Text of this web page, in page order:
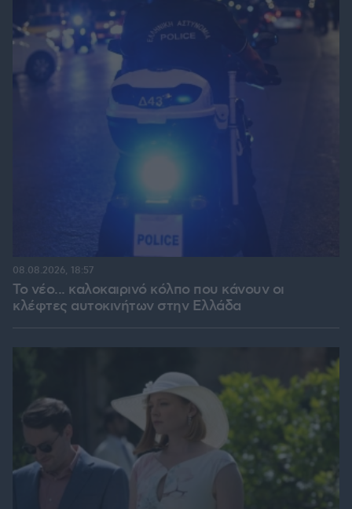
Το νέο... καλοκαιρινό κόλπο που κάνουν οι
κλέφτες αυτοκινήτων στην Ελλάδα
08.08.2026, 18:57